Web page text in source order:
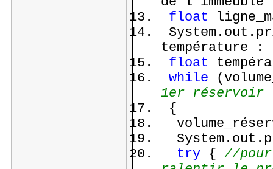
float
température
float
while
1er réservoir
{
try{ //